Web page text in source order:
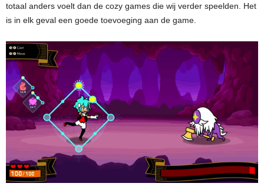
totaal anders voelt dan de cozy games die wij verder speelden. Het
is in elk geval een goede toevoeging aan de game.